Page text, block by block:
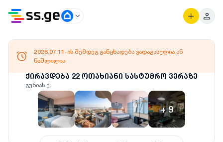
ქირავდება 22 ოთახიანი სასტუმრო ვერაზე
გუნიას ქ.
+9
2026.07.11-ის შემდეგ განცხადება ვადაგასულია ან
წაშლილია